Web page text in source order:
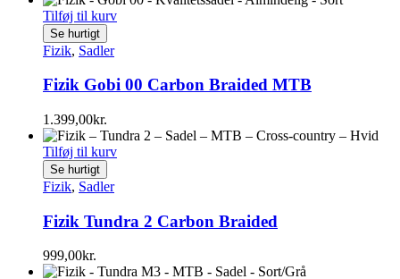
Tilføj til kurv
Se hurtigt
Fizik, Sadler
Fizik Gobi 00 Carbon Braided MTB
1.399,00kr.
Tilføj til kurv
Se hurtigt
Fizik, Sadler
Fizik Tundra 2 Carbon Braided
999,00kr.